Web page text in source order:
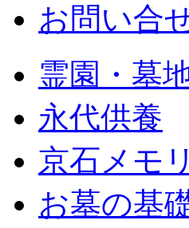
お問い合
霊園・墓
永代供養
京石メモ
お墓の基